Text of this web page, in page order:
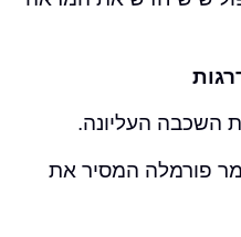
המסיר את